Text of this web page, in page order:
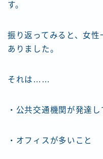
す。
振り返ってみると、女
ありました。
それは……
・公共交通機関が発達し
・オフィスが多いこと